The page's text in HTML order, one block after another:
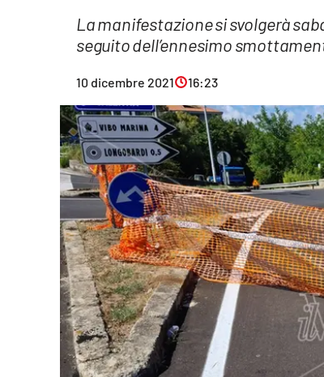
Streaming
Lac Network
La manifestazione si svolgerà
seguito dell’ennesimo
10 dicembre 2021 16:23